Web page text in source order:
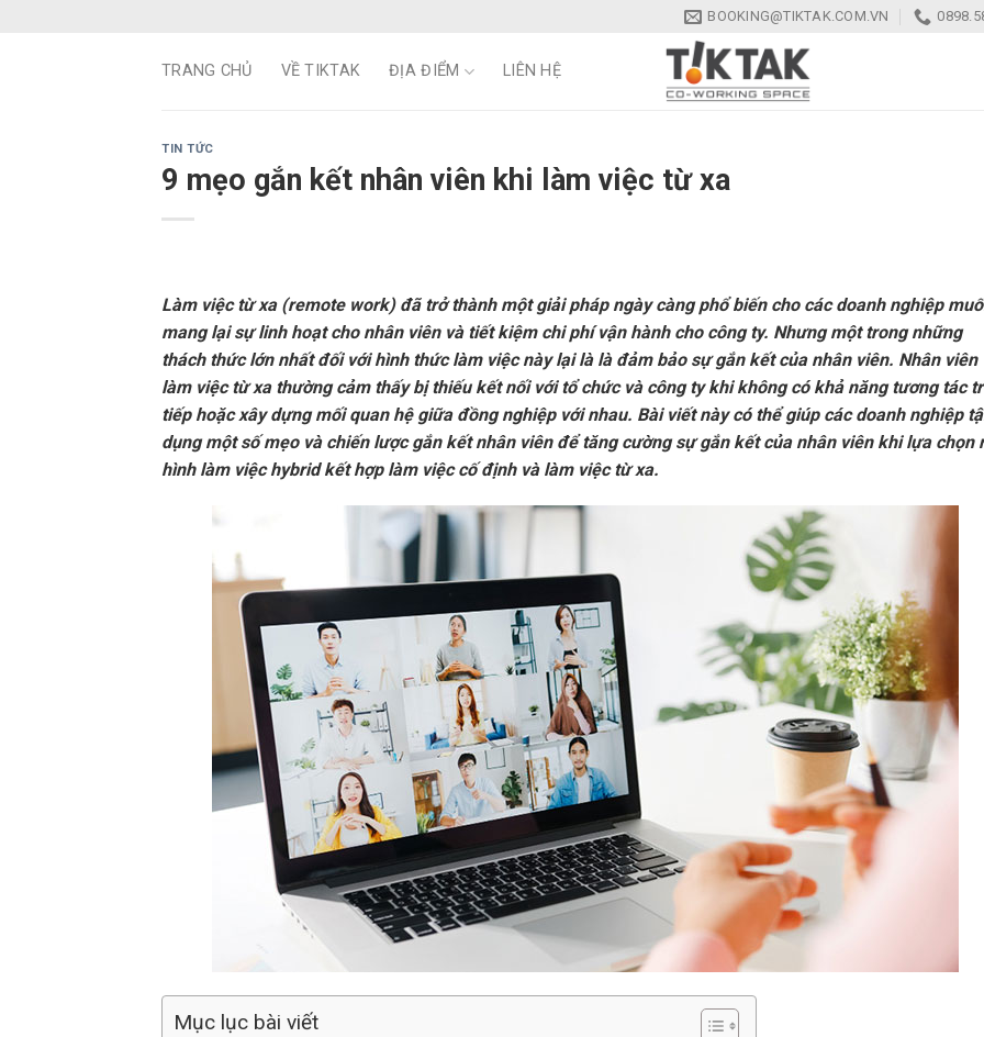
BOOKING@TIKTAK.COM.VN
TRANG CHỦ VỀ TIKTAK ĐỊA ĐIỂM LIÊN HỆ
TIN TỨC
9 mẹo gắn kết nhân viên khi làm việc từ xa
Làm việc từ xa (remote work) đã trở thành một giải pháp ngày càng phổ biến cho các doanh nghiệp
mang lại sự linh hoạt cho nhân viên và tiết kiệm chi phí vận hành cho công ty. Nhưng một trong những
thách thức lớn nhất đối với hình thức làm việc này lại là là đảm bảo sự gắn kết của nhân viên. Nhân viên
làm việc từ xa thường cảm thấy bị thiếu kết nối với tổ chức và công ty khi không có khả năng tương tác
tiếp hoặc xây dựng mối quan hệ giữa đồng nghiệp với nhau. Bài viết này có thể giúp các doanh nghiệp
dụng một số mẹo và chiến lược gắn kết nhân viên để tăng cường sự gắn kết của nhân viên khi lựa chọn
hình làm việc hybrid kết hợp làm việc cố định và làm việc từ xa.
Mục lục bài viết